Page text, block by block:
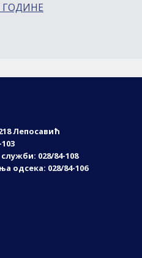
ГОДИНЕ
Лепосавић
028/84-108
одсека: 028/84-106